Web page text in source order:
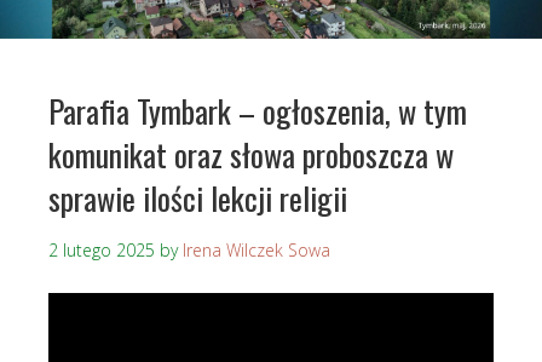
Parafia Tymbark – ogłoszenia, w tym
komunikat oraz słowa proboszcza w
sprawie ilości lekcji religii
2 lutego 2025 by Irena Wilczek Sowa